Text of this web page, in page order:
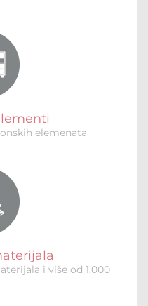
elemenata
i više od 1.000